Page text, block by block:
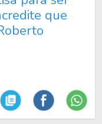
que